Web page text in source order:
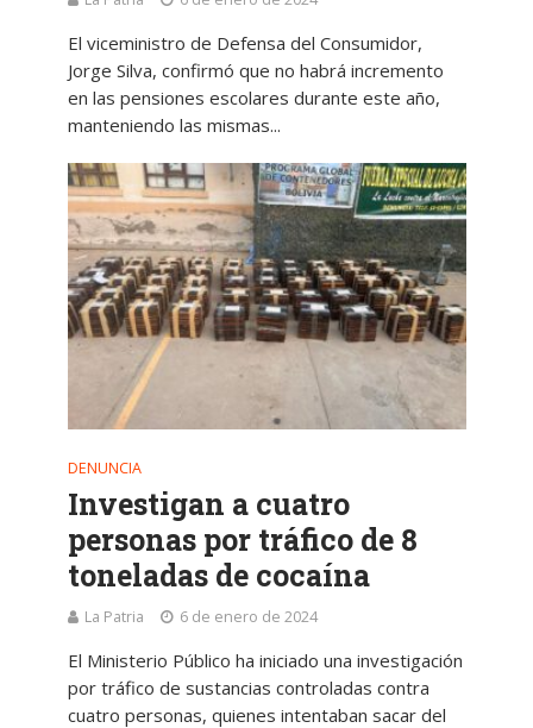
El viceministro de Defensa del Consumidor,
Jorge Silva, confirmó que no habrá incremento
en las pensiones escolares durante este año,
manteniendo las mismas...
DENUNCIA
Investigan a cuatro
personas por tráfico de 8
toneladas de cocaína
La Patria 6 de enero de 2024
El Ministerio Público ha iniciado una investigación
por tráfico de sustancias controladas contra
cuatro personas, quienes intentaban sacar del